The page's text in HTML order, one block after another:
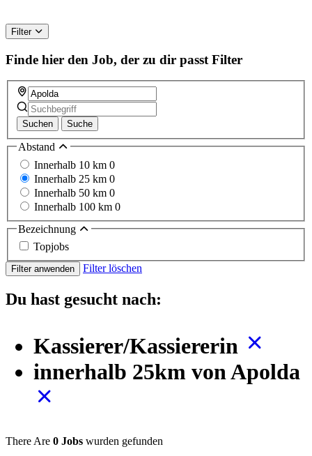
Filter
Finde hier den Job, der zu dir passt Filter
Suchen Suche
Abstand
Innerhalb 10 km 0
Innerhalb 25 km 0
Innerhalb 50 km 0
Innerhalb 100 km 0
Bezeichnung
Topjobs
Filter anwenden Filter löschen
Du hast gesucht nach:
Kassierer/Kassiererin
innerhalb 25km von Apolda
There Are 0 Jobs wurden gefunden